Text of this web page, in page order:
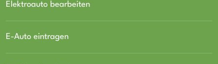
Elektroauto bearbeiten
E-Auto eintragen